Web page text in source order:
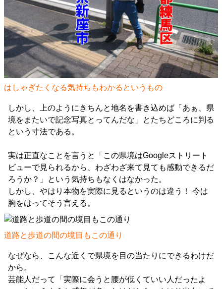
はしゃぎたくなる気持ちもわかるというもの
しかし、上のようにきちんと地名を書き込めば「あぁ、県
境をまたいで記念写真とってんだな」とたちどころに判る
という寸法である。
実は正直なことを言うと「この県境はGoogleストリート
ビューで見られるから、わざわざ来て見ても感動できるだ
ろうか？」という気持ちもなくはなかった。
しかし、やはり本物を実際に見るというのは違う！ 今は
胸をはってそう言える。
道路と歩道の間の境目もこの通り
なぜなら、こんな近くで県境を目の当たりにできるわけだ
から。
芸能人だって「実際に会うと腰が低くていい人だったよ